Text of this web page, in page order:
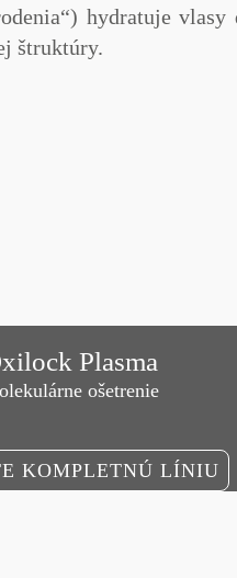
hydratuje
štruktúry.
Plasma
ošetrenie
KOMPLETNÚ LÍNIU